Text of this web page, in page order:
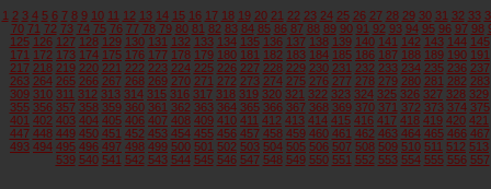
1 2 3 4 5 6 7 8 9 10 11 12 13 14 15 16 17 18 19 20 21 22 23 24 25 26 27 28 29 30 31 32 33
70 71 72 73 74 75 76 77 78 79 80 81 82 83 84 85 86 87 88 89 90 91 92 93 94 95 96 97 98
125 126 127 128 129 130 131 132 133 134 135 136 137 138 139 140 141 142 143 144 145
171 172 173 174 175 176 177 178 179 180 181 182 183 184 185 186 187 188 189 190 191
217 218 219 220 221 222 223 224 225 226 227 228 229 230 231 232 233 234 235 236 237
263 264 265 266 267 268 269 270 271 272 273 274 275 276 277 278 279 280 281 282 283
309 310 311 312 313 314 315 316 317 318 319 320 321 322 323 324 325 326 327 328 329
355 356 357 358 359 360 361 362 363 364 365 366 367 368 369 370 371 372 373 374 375
401 402 403 404 405 406 407 408 409 410 411 412 413 414 415 416 417 418 419 420 421
447 448 449 450 451 452 453 454 455 456 457 458 459 460 461 462 463 464 465 466 467
493 494 495 496 497 498 499 500 501 502 503 504 505 506 507 508 509 510 511 512 513
539 540 541 542 543 544 545 546 547 548 549 550 551 552 553 554 555 556 557